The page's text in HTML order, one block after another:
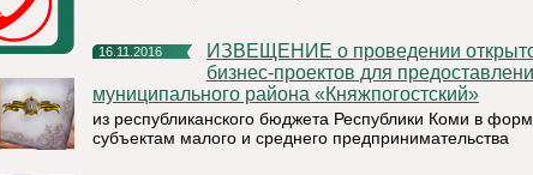
16.11.2016
ИЗВЕЩЕНИЕ о проведении открытого конкурса по отбору
бизнес-проектов для
муниципального района «Княжпогостский»
из республиканского бюджета Республики Коми в
субъектам малого и среднего предпринимательства